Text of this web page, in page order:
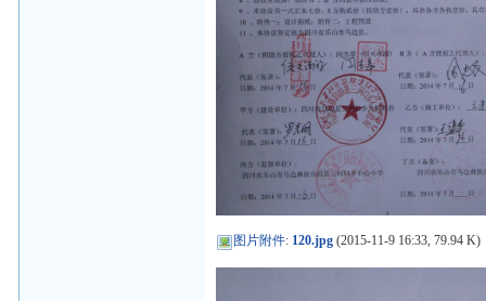
图片附件: 120.jpg (2015-11-9 16:33, 79.94 K)